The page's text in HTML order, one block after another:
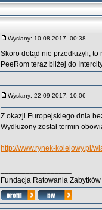
Wysłany: 10-08-2017, 00:38
Skoro dotąd nie przedłużyli,
PeeRom teraz bliżej do
Wysłany: 22-09-2017, 10:06
Z okazji Europejskiego dnia
Wydłużony został termin
http://www.rynek-kolejowy.pl/
Fundacja Ratowania Zabytków